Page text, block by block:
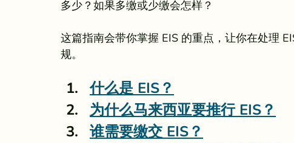
多少？如果多缴或少缴会怎样？
这篇指南会带你掌握 EIS 的重点，让你在处理
规。
什么是 EIS？
为什么马来西亚要推行 EIS？
谁需要缴交 EIS？